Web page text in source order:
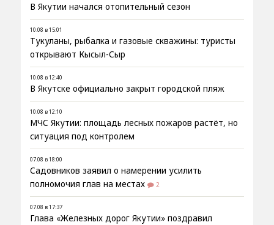
В Якутии начался отопительный сезон
10.08 в 15:01
Тукуланы, рыбалка и газовые скважины: туристы
открывают Кысыл-Сыр
10.08 в 12:40
В Якутске официально закрыт городской пляж
10.08 в 12:10
МЧС Якутии: площадь лесных пожаров растёт, но
ситуация под контролем
07.08 в 18:00
Садовников заявил о намерении усилить
полномочия глав на местах
2
07.08 в 17:37
Глава «Железных дорог Якутии» поздравил